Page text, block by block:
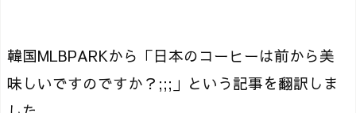
韓国MLBPARKから「日本のコーヒーは前から美
味しいですのですか？;;;」という記事を翻訳しま